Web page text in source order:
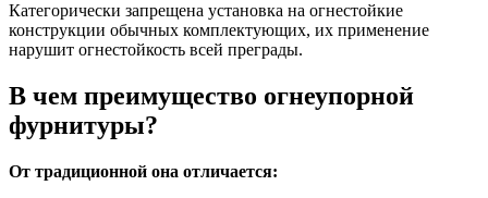
Категорически запрещена установка на огнестойкие
конструкции обычных комплектующих, их применение
нарушит огнестойкость всей преграды.
В чем преимущество огнеупорной
фурнитуры?
От традиционной она отличается: